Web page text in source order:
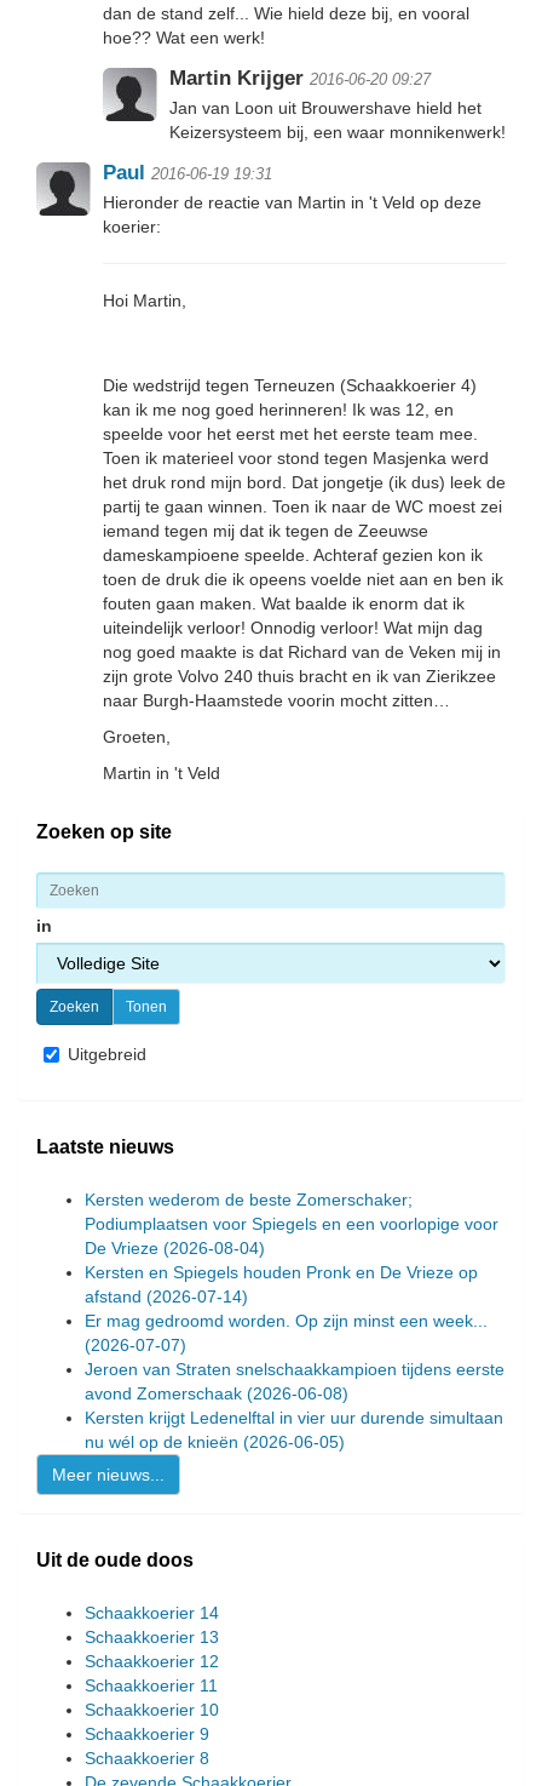
dan de stand zelf... Wie hield deze bij, en vooral
hoe?? Wat een werk!
Martin Krijger 2016-06-20 09:27
Jan van Loon uit Brouwershave hield het
Keizersysteem bij, een waar monnikenwerk!
Paul 2016-06-19 19:31
Hieronder de reactie van Martin in 't Veld op deze
koerier:
Hoi Martin,
Die wedstrijd tegen Terneuzen (Schaakkoerier 4)
kan ik me nog goed herinneren! Ik was 12, en
speelde voor het eerst met het eerste team mee.
Toen ik materieel voor stond tegen Masjenka werd
het druk rond mijn bord. Dat jongetje (ik dus) leek de
partij te gaan winnen. Toen ik naar de WC moest zei
iemand tegen mij dat ik tegen de Zeeuwse
dameskampioene speelde. Achteraf gezien kon ik
toen de druk die ik opeens voelde niet aan en ben ik
fouten gaan maken. Wat baalde ik enorm dat ik
uiteindelijk verloor! Onnodig verloor! Wat mijn dag
nog goed maakte is dat Richard van de Veken mij in
zijn grote Volvo 240 thuis bracht en ik van Zierikzee
naar Burgh-Haamstede voorin mocht zitten…
Groeten,
Martin in 't Veld
Zoeken op site
in
Uitgebreid
Laatste nieuws
Kersten wederom de beste Zomerschaker;
Podiumplaatsen voor Spiegels en een voorlopige voor
De Vrieze (2026-08-04)
Kersten en Spiegels houden Pronk en De Vrieze op
afstand (2026-07-14)
Er mag gedroomd worden. Op zijn minst een week...
(2026-07-07)
Jeroen van Straten snelschaakkampioen tijdens eerste
avond Zomerschaak (2026-06-08)
Kersten krijgt Ledenelftal in vier uur durende simultaan
nu wél op de knieën (2026-06-05)
Meer nieuws...
Uit de oude doos
Schaakkoerier 14
Schaakkoerier 13
Schaakkoerier 12
Schaakkoerier 11
Schaakkoerier 10
Schaakkoerier 9
Schaakkoerier 8
De zevende Schaakkoerier